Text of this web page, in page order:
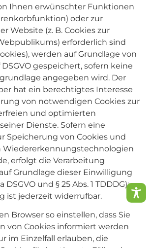
Ihnen erwünschter Funktionen
oder zur
Website (z. B. Cookies zur
erforderlich sind
werden auf Grundlage von
DSGVO gespeichert, sofern keine
angegeben wird. Der
hat ein berechtigtes Interesse
von notwendigen Cookies zur
und optimierten
Dienste. Sofern eine
Speicherung von Cookies und
Wiedererkennungstechnologien
erfolgt die Verarbeitung
Grundlage dieser Einwilligung
DSGVO und § 25 Abs. 1 TDDDG);
ist jederzeit widerrufbar.
Browser so einstellen, dass Sie
von Cookies informiert werden
im Einzelfall erlauben, die